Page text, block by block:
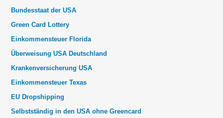
Bundesstaat der USA
Green Card Lottery
Einkommensteuer Florida
Überweisung USA Deutschland
Krankenversicherung USA
Einkommensteuer Texas
EU Dropshipping
Selbstständig in den USA ohne Greencard